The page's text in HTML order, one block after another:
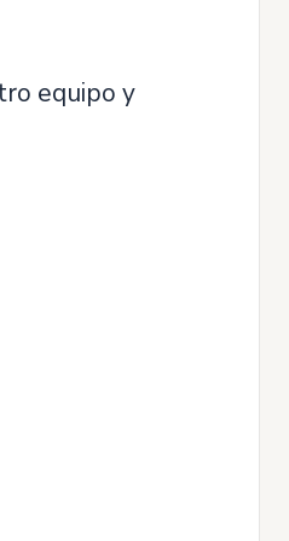
equipo y